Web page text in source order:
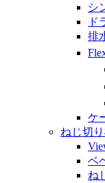
シ
ド
排
ケ
ねじ切
ベ
ね